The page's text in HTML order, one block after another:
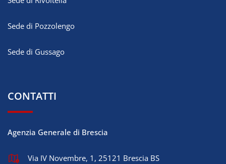
Sede di Pozzolengo
Sede di Gussago
CONTATTI
Agenzia Generale di Brescia
Via IV Novembre, 1, 25121 Brescia BS